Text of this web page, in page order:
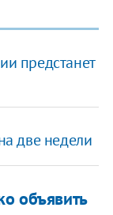
предстанет
две недели
объявить